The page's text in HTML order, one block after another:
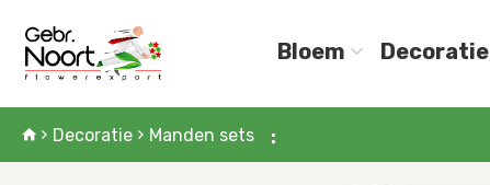
Bloem Decoratie
Decoratie Manden sets :